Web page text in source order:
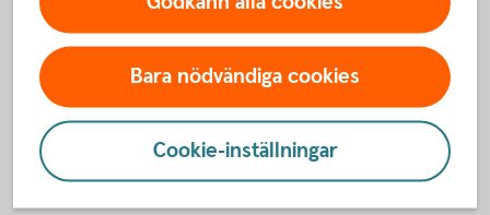
Du kan välja att ta ut 25, 50, 75 eller 100 procent av
allmän pension per månad.
Du kan ändra hur mycket du vill ta ut av allmän pension
Ju längre du arbetar desto högre blir din månatliga
Bara nödvändiga cookies
Cookie-inställningar